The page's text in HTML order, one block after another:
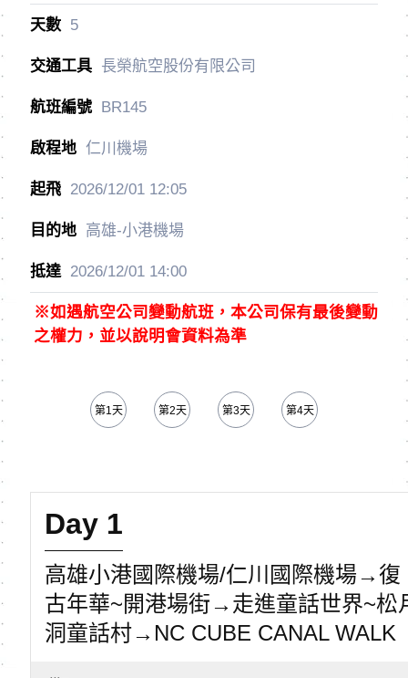
5
長榮航空股份有限公司
BR145
仁川機場
2026/12/01 12:05
高雄-小港機場
2026/12/01 14:00
※如遇航空公司變動航班，本公司保有最後變動
之權力，並以說明會資料為準
第1天 第2天 第3天 第4天
Day 1
高雄小港國際機場/仁川國際機場→復
古年華~開港場街→走進童話世界~松
洞童話村→NC CUBE CANAL WALK